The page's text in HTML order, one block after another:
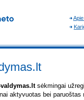
sėkmingai
aktyvuotas bei paruoštas